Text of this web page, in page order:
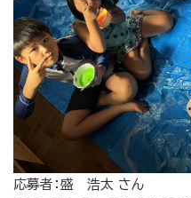
応募者：盛 浩太 さん